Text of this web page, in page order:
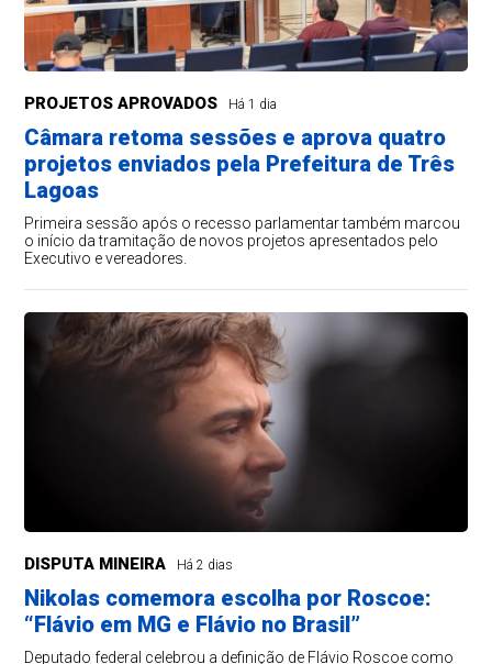
PROJETOS APROVADOS Há 1 dia
Câmara retoma sessões e aprova quatro
projetos enviados pela Prefeitura de Três
Lagoas
Primeira sessão após o recesso parlamentar também marcou
o início da tramitação de novos projetos apresentados pelo
Executivo e vereadores.
DISPUTA MINEIRA Há 2 dias
Nikolas comemora escolha por Roscoe:
“Flávio em MG e Flávio no Brasil”
Deputado federal celebrou a definição de Flávio Roscoe como